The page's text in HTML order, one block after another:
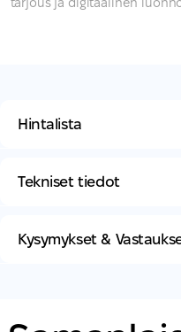
tarjous ja digitaalinen
Hintalista
Tekniset tiedot
Kysymykset &